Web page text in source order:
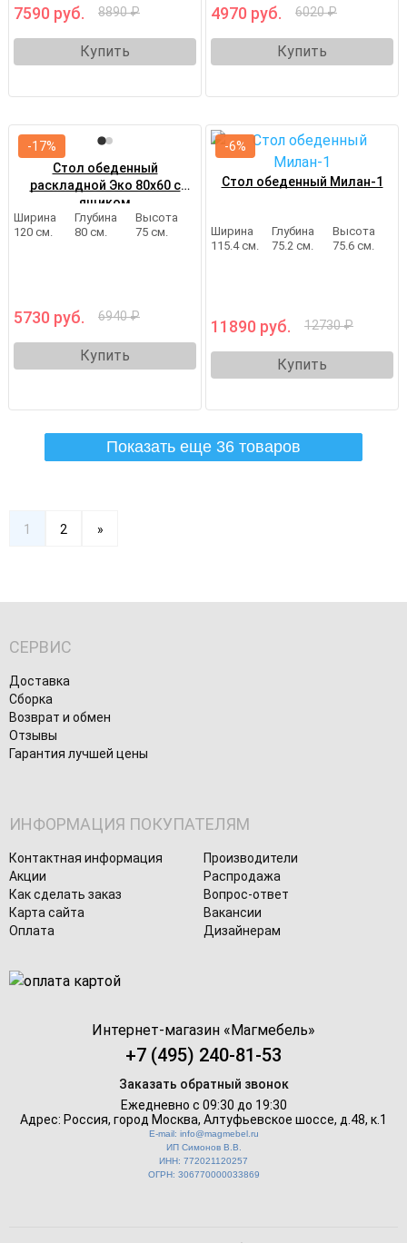
7590 руб. 8890 ₽
Купить
4970 руб. 6020 ₽
Купить
Стол обеденный
раскладной Эко 80х60 с
ящиком
Ширина
120 см.
Глубина
80 см.
Высота
75 см.
5730 руб. 6940 ₽
Купить
-17%
Стол обеденный Милан-1
Ширина
115.4 см.
Глубина
75.2 см.
Высота
75.6 см.
11890 руб. 12730 ₽
Купить
-6%
Показать еще 36 товаров
1 2 »
СЕРВИС
Доставка
Сборка
Возврат и обмен
Отзывы
Гарантия лучшей цены
ИНФОРМАЦИЯ ПОКУПАТЕЛЯМ
Контактная информация
Производители
Акции
Распродажа
Как сделать заказ
Вопрос-ответ
Карта сайта
Вакансии
Оплата
Дизайнерам
Интернет-магазин «Магмебель»
+7 (495) 240-81-53
Заказать обратный звонок
Ежедневно с 09:30 до 19:30
Адрес: Россия, город Москва, Алтуфьевское шоссе, д.48, к.1
E-mail: info@magmebel.ru
ИП Симонов В.В.
ИНН: 772021120257
ОГРН: 306770000033869